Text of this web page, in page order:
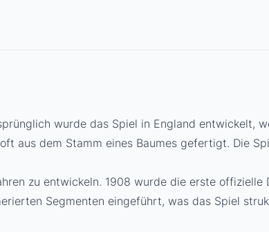
wurde das Spiel in England entwickelt,
aus dem Stamm eines Baumes gefertigt. Die
zu entwickeln. 1908 wurde die erste
Segmenten eingeführt, was das Spiel